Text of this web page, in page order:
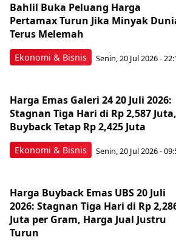
Ekonomi & Bisnis
Bahlil Buka Peluang Harga
Pertamax Turun Jika Minyak
Terus Melemah
Senin, 20 Jul 2026 -
Ekonomi & Bisnis
Harga Emas Galeri 24 20 Juli 2026:
Stagnan Tiga Hari di Rp 2,587 Juta,
Buyback Tetap Rp 2,425 Juta
Senin, 20 Jul 2026 -
Harga Buyback Emas UBS 20 Juli
2026: Stagnan Tiga Hari di Rp
Juta per Gram, Harga Jual Justru
Turun